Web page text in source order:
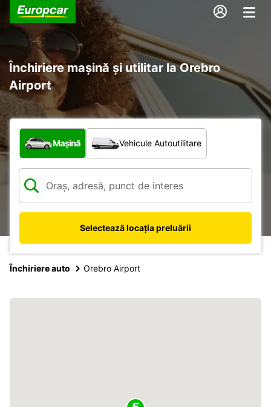
Închiriere mașină și utilitar la Orebro
Airport
Ce tip de vehicul?
Mașină Vehicule Autoutilitare
Selectează locația preluării
Închiriere auto Orebro Airport